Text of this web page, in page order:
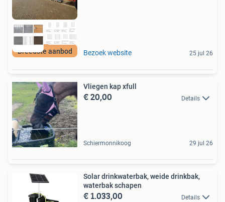
Breedste aanbod Bezoek website 25 jul 26
Vliegen kap xfull
€ 20,00 Details
Schiermonnikoog 29 jul 26
Solar drinkwaterbak, weide drinkbak,
waterbak schapen
€ 1.033,00 Details